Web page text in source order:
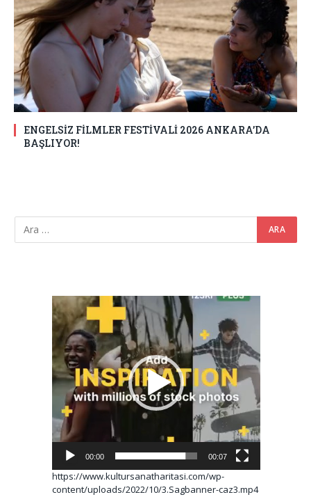
ENGELSİZ FİLMLER FESTİVALİ 2026 ANKARA’DA
BAŞLIYOR!
Video
oynatıcı
00:00 00:07
https://www.kultursanatharitasi.com/wp-
content/uploads/2022/10/3.Sagbanner-caz3.mp4